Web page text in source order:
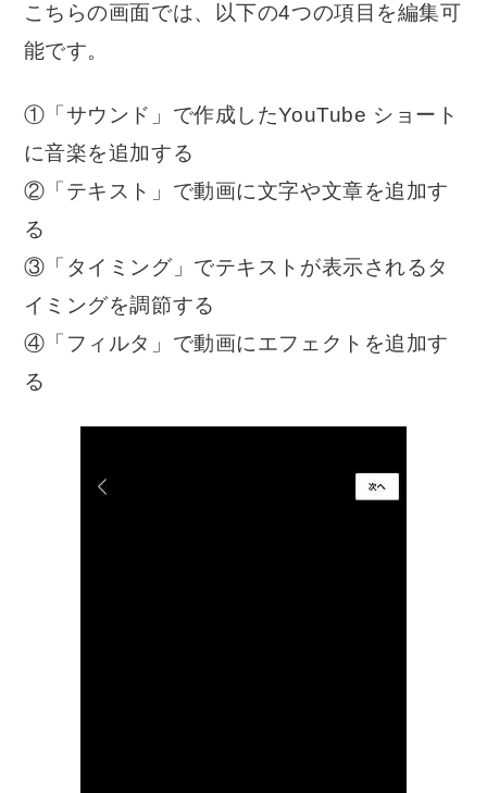
こちらの画面では、以下の4つの項目を編集可
能です。
①「サウンド」で作成したYouTube ショート
に音楽を追加する
②「テキスト」で動画に文字や文章を追加す
る
③「タイミング」でテキストが表示されるタ
イミングを調節する
④「フィルタ」で動画にエフェクトを追加す
る